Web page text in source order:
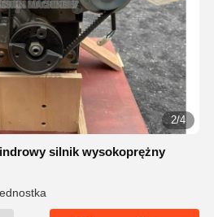
2/4
silnik wysokoprężny